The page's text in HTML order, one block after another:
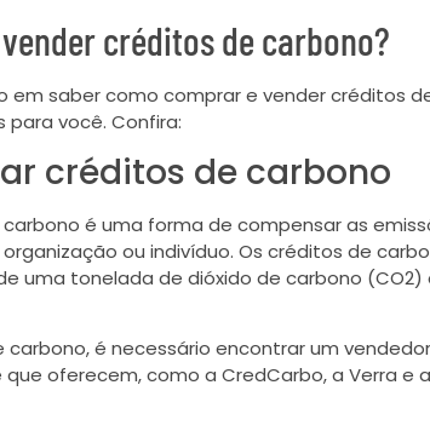
créditos de carbono?
em saber como comprar e vender créditos
para você. Confira:
créditos de carbono
é uma forma de compensar as
ou indivíduo. Os créditos de
uma tonelada de dióxido de carbono (CO2)
é necessário encontrar um
oferecem, como a CredCarbo, a Verra e